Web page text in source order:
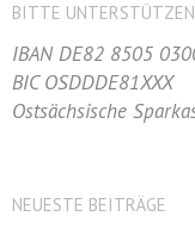
BITTE
IBAN DE82 8505
BIC OSDDDE81XXX
Ostsächsische
NEUESTE BEITRÄGE